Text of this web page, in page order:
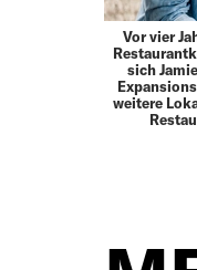
Vor vier
sich
weitere